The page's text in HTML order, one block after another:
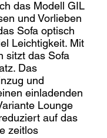
das Modell GIL
und Vorlieben
Sofa optisch
Leichtigkeit. Mit
sitzt das Sofa
Das
und
einladenden
Lounge
auf das
zeitlos